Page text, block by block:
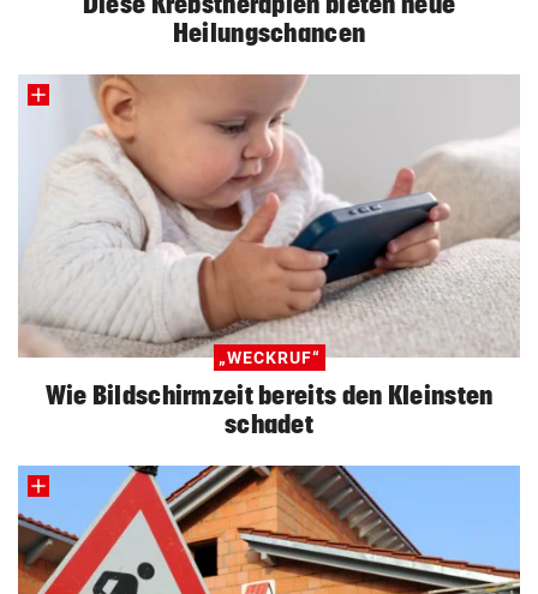
Heilungschancen
„WECKRUF“
Wie Bildschirmzeit bereits den Kleinsten
schadet